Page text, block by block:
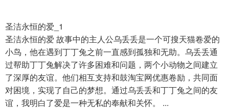
圣洁永恒的爱_1
圣洁永恒的爱 故事中的主人公乌丢丢是一个可搜天猫卷爱的
小鸟，他在遇到丁丁兔之前一直感到孤独和无助。乌丢丢通
过帮助丁丁兔解决了许多困难和问题，两个小动物之间建立
了深厚的友谊。他们相互支持和鼓淘宝网优惠卷励，共同面
对困境，实现了自己的梦想。通过乌丢丢和丁丁兔之间的友
谊，我明白了爱是一种无私的奉献和关怀。 ...